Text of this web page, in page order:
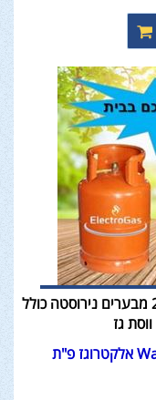
מכשיר / מתקן שווארמה גז ביתי מקצועי 2 מבערים נירוסטה כולל
גז